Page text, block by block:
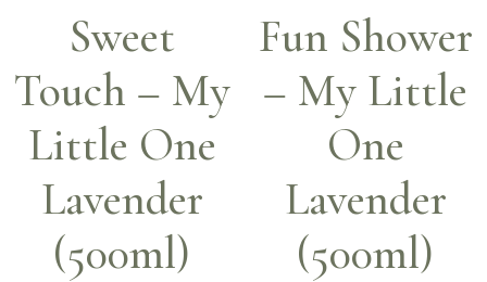
Sweet
Touch – My
Little One
Lavender
(500ml)
Fun Shower
– My Little
One
Lavender
(500ml)